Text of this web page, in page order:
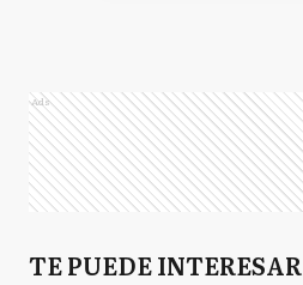
Ads
TE PUEDE INTERESAR